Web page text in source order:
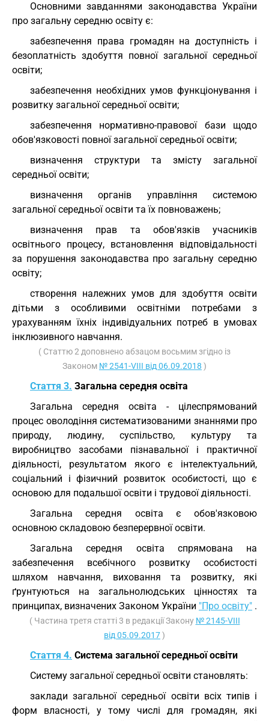
Основними завданнями законодавства України
про загальну середню освіту є:
забезпечення права громадян на доступність і
безоплатність здобуття повної загальної середньої
освіти;
забезпечення необхідних умов функціонування і
розвитку загальної середньої освіти;
забезпечення нормативно-правової бази щодо
обов'язковості повної загальної середньої освіти;
визначення структури та змісту загальної
середньої освіти;
визначення органів управління системою
загальної середньої освіти та їх повноважень;
визначення прав та обов'язків учасників
освітнього процесу, встановлення відповідальності
за порушення законодавства про загальну середню
освіту;
створення належних умов для здобуття освіти
дітьми з особливими освітніми потребами з
урахуванням їхніх індивідуальних потреб в умовах
інклюзивного навчання.
( Статтю 2 доповнено абзацом восьмим згідно із
Законом № 2541-VIII від 06.09.2018 )
Стаття 3. Загальна середня освіта
Загальна середня освіта - цілеспрямований
процес оволодіння систематизованими знаннями про
природу, людину, суспільство, культуру та
виробництво засобами пізнавальної і практичної
діяльності, результатом якого є інтелектуальний,
соціальний і фізичний розвиток особистості, що є
основою для подальшої освіти і трудової діяльності.
Загальна середня освіта є обов'язковою
основною складовою безперервної освіти.
Загальна середня освіта спрямована на
забезпечення всебічного розвитку особистості
шляхом навчання, виховання та розвитку, які
ґрунтуються на загальнолюдських цінностях та
принципах, визначених Законом України "Про освіту" .
( Частина третя статті 3 в редакції Закону № 2145-VIII
від 05.09.2017)
Стаття 4. Система загальної середньої освіти
Систему загальної середньої освіти становлять:
заклади загальної середньої освіти всіх типів і
форм власності, у тому числі для громадян, які